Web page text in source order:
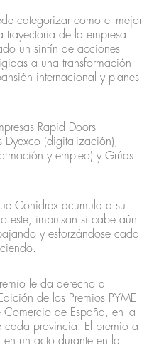
categorizar como el mejor
trayectoria de la empresa
un sinfín de acciones
a una transformación
internacional y planes
Rapid Doors
Dyexco (digitalización),
y empleo) y Grúas
Cohidrex acumula a su
este, impulsan si cabe aún
y esforzándose cada
le da derecho a
de los Premios PYME
de España, en la
cada provincia. El premio a
en un acto durante en la